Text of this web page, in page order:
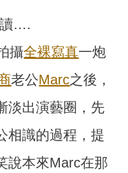
讀….
攝全裸寫真一炮
老公Marc之後，
淡出演藝圈，先
相識的過程，提
說本來Marc在那